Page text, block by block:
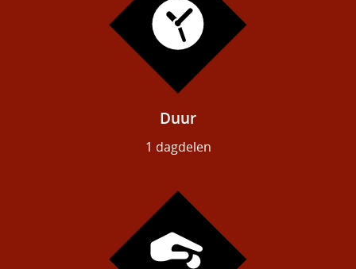
Duur
1 dagdelen